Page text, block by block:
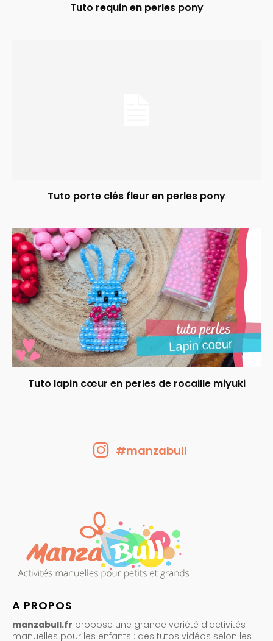
Tuto requin en perles pony
Tuto porte clés fleur en perles pony
Tuto lapin cœur en perles de rocaille miyuki
#manzabull
A PROPOS
manzabull.fr propose une grande variété d’activités
manuelles pour les enfants : des tutos vidéos selon les